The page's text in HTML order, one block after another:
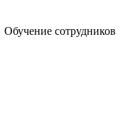
Обучение сотрудников